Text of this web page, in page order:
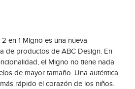
en 1 Migno es una nueva
de productos de ABC Design. En
el Migno no tiene nada
de mayor tamaño. Una auténtica
rápido el corazón de los niños.